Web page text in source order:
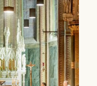
study
Dominican
in Leuven.